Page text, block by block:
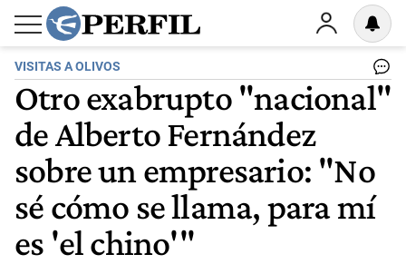
VISITAS A OLIVOS
Otro exabrupto "nacional"
de Alberto Fernández
sobre un empresario: "No
sé cómo se llama, para mí
es 'el chino'"